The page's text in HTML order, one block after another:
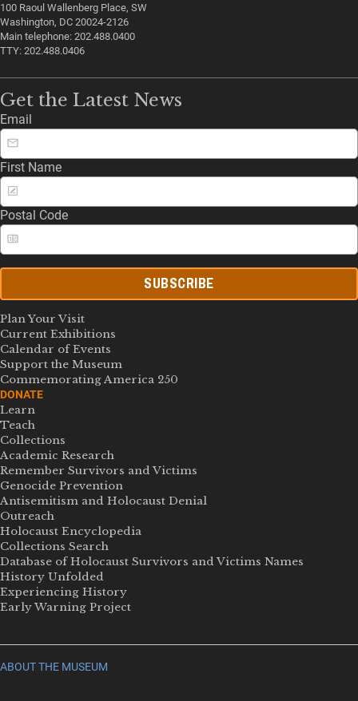
100 Raoul Wallenberg Place, SW
Washington, DC 20024-2126
Main telephone: 202.488.0400
TTY: 202.488.0406
Get the Latest News
Email
First Name
Postal Code
SUBSCRIBE
Plan Your Visit
Current Exhibitions
Calendar of Events
Support the Museum
Commemorating America 250
DONATE
Learn
Teach
Collections
Academic Research
Remember Survivors and Victims
Genocide Prevention
Antisemitism and Holocaust Denial
Outreach
Holocaust Encyclopedia
Collections Search
Database of Holocaust Survivors and Victims Names
History Unfolded
Experiencing History
Early Warning Project
ABOUT THE MUSEUM